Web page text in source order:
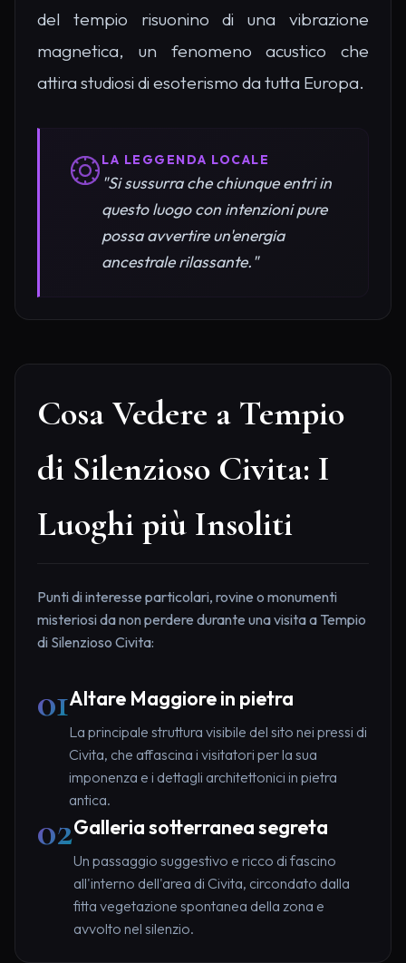
del tempio risuonino di una vibrazione
magnetica, un fenomeno acustico che
attira studiosi di esoterismo da tutta Europa.
LA LEGGENDA LOCALE
"Si sussurra che chiunque entri in
questo luogo con intenzioni pure
possa avvertire un'energia
ancestrale rilassante."
Cosa Vedere a Tempio
di Silenzioso Civita: I
Luoghi più Insoliti
Punti di interesse particolari, rovine o monumenti
misteriosi da non perdere durante una visita a Tempio
di Silenzioso Civita:
01Altare Maggiore in pietra
La principale struttura visibile del sito nei pressi di
Civita, che affascina i visitatori per la sua
imponenza e i dettagli architettonici in pietra
antica.
02Galleria sotterranea segreta
Un passaggio suggestivo e ricco di fascino
all'interno dell'area di Civita, circondato dalla
fitta vegetazione spontanea della zona e
avvolto nel silenzio.